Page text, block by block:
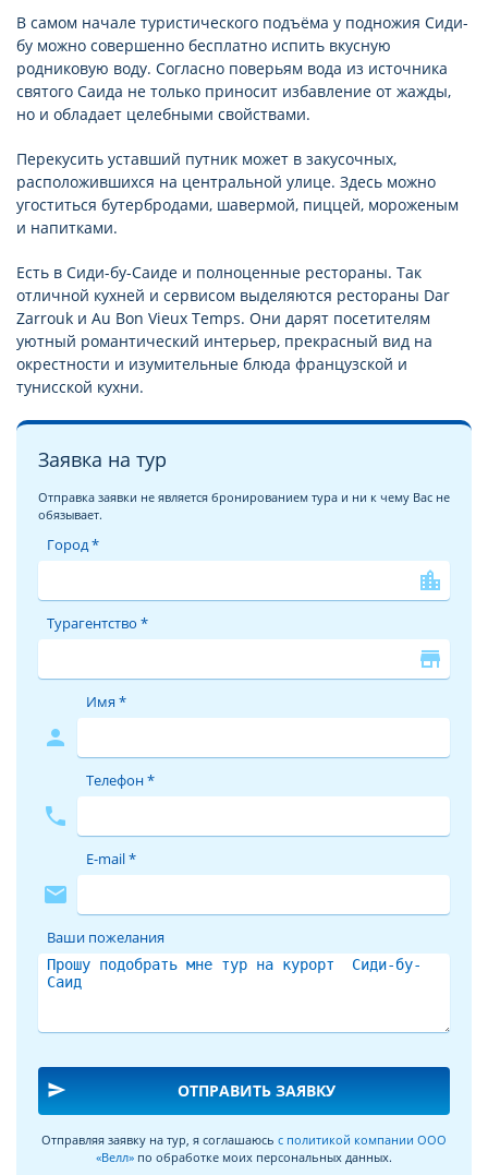
В самом начале туристического подъёма у подножия Сиди-
бу можно совершенно бесплатно испить вкусную
родниковую воду. Согласно поверьям вода из источника
святого Саида не только приносит избавление от жажды,
но и обладает целебными свойствами.
Перекусить уставший путник может в закусочных,
расположившихся на центральной улице. Здесь можно
угоститься бутербродами, шавермой, пиццей, мороженым
и напитками.
Есть в Сиди-бу-Саиде и полноценные рестораны. Так
отличной кухней и сервисом выделяются рестораны Dar
Zarrouk и Au Bon Vieux Temps. Они дарят посетителям
уютный романтический интерьер, прекрасный вид на
окрестности и изумительные блюда французской и
тунисской кухни.
Заявка на тур
Отправка заявки не является бронированием тура и ни к чему Вас не
обязывает.
Город *
location_city
Турагентство *
store
person
Имя *
phone
Телефон *
mail
E-mail *
Ваши пожелания
send ОТПРАВИТЬ ЗАЯВКУ
Отправляя заявку на тур, я соглашаюсь с политикой компании ООО
«Велл» по обработке моих персональных данных.